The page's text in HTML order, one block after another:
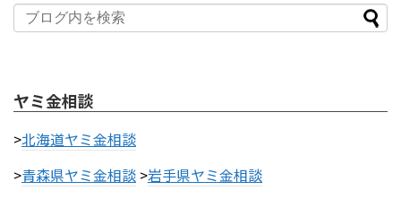
ヤミ金相談
>北海道ヤミ金相談
>青森県ヤミ金相談 >岩手県ヤミ金相談